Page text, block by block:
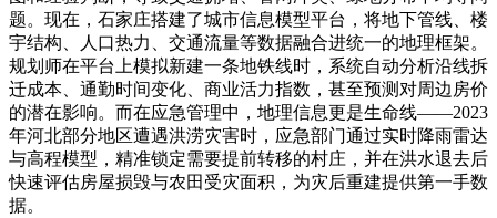
题。现在，石家庄搭建了城市信息模型平台，将地下管线、楼
宇结构、人口热力、交通流量等数据融合进统一的地理框架。
规划师在平台上模拟新建一条地铁线时，系统自动分析沿线拆
迁成本、通勤时间变化、商业活力指数，甚至预测对周边房价
的潜在影响。而在应急管理中，地理信息更是生命线——2023
年河北部分地区遭遇洪涝灾害时，应急部门通过实时降雨雷达
与高程模型，精准锁定需要提前转移的村庄，并在洪水退去后
快速评估房屋损毁与农田受灾面积，为灾后重建提供第一手数
据。